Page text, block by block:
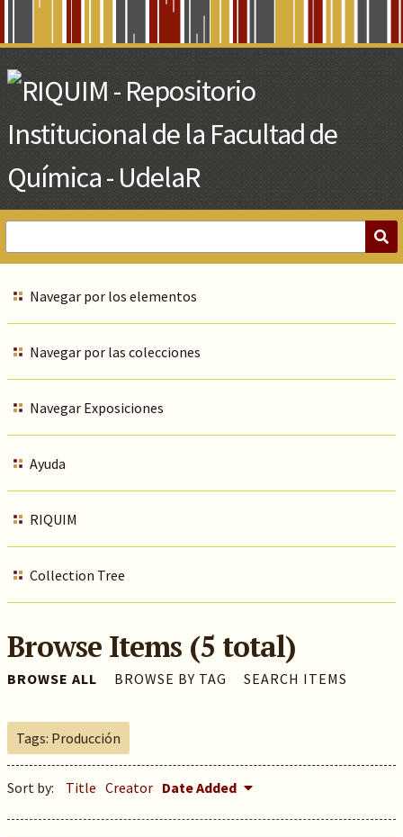
Main
Content
Navegar por los elementos
Navegar por las colecciones
Navegar Exposiciones
Ayuda
RIQUIM
Collection Tree
Browse Items (5 total)
BROWSE ALL BROWSE BY TAG SEARCH ITEMS
Tags: Producción
Sort by: Title Creator Date Added